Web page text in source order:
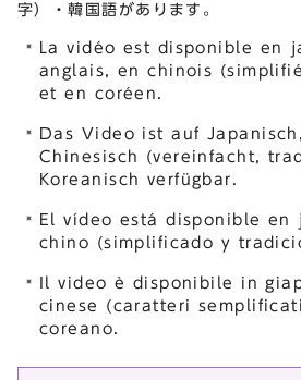
字）・韓国語があります。
La vidéo est disponible en
anglais, en chinois
et en coréen.
Das Video ist auf
Chinesisch (vereinfacht,
Koreanisch verfügbar.
El vídeo está disponible en
chino (simplificado y
Il video è disponibile in
cinese (caratteri
coreano.